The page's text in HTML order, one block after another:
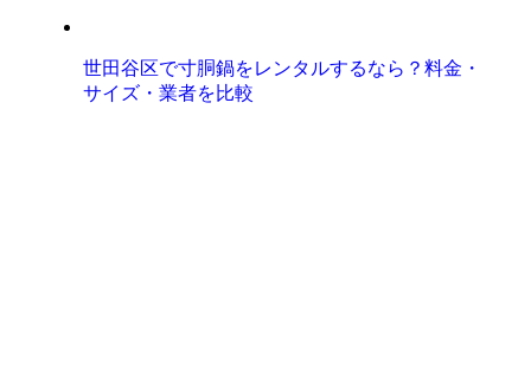
世田谷区で寸胴鍋をレンタルするなら？料金・
サイズ・業者を比較